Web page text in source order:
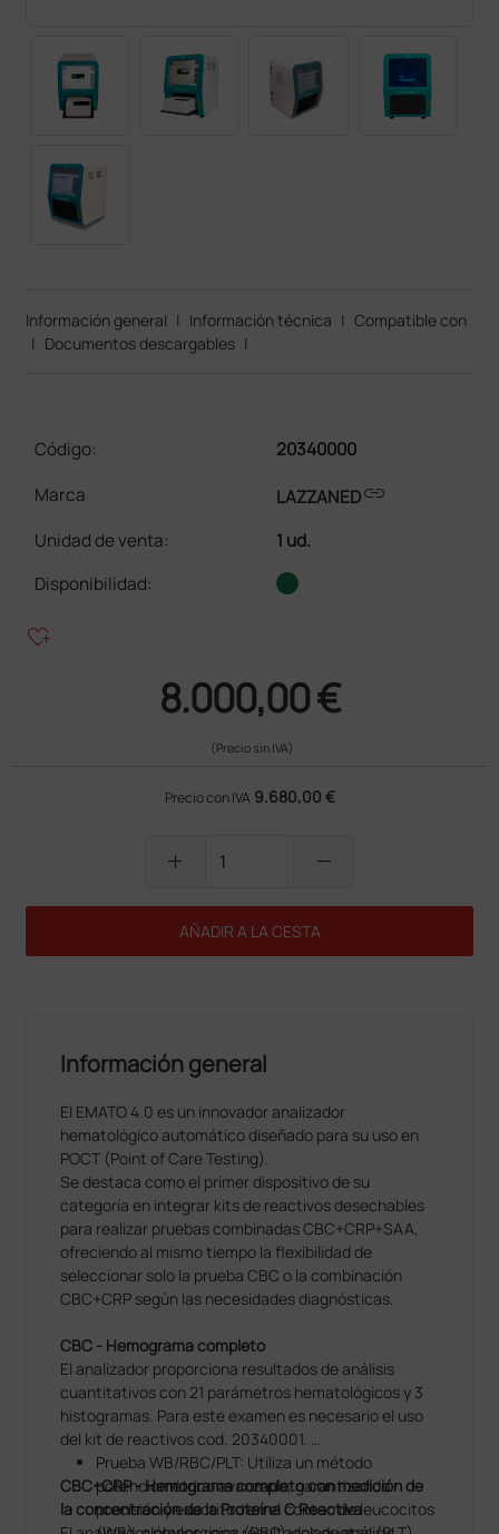
Información general | Información técnica | Compatible con
| Documentos descargables |
Código:
20340000
Marca
LAZZANEDlink
Unidad de venta:
1 ud.
Disponibilidad:
heart_plus
8.000,00 €
(Precio sin IVA)
Precio con IVA 9.680,00 €
add remove
AÑADIR A LA CESTA
Información general
El EMATO 4.0 es un innovador analizador
hematológico automático diseñado para su uso en
POCT (Point of Care Testing).
Se destaca como el primer dispositivo de su
categoría en integrar kits de reactivos desechables
para realizar pruebas combinadas CBC+CRP+SAA,
ofreciendo al mismo tiempo la flexibilidad de
seleccionar solo la prueba CBC o la combinación
CBC+CRP según las necesidades diagnósticas.
CBC - Hemograma completo
El analizador proporciona resultados de análisis
cuantitativos con 21 parámetros hematológicos y 3
histogramas. Para este examen es necesario el uso
del kit de reactivos cod. 20340001.
CBC+CRP - Hemograma completo con medición de
la concentración de la Proteína C Reactiva
Prueba WB/RBC/PLT: Utiliza un método
potenciométrico avanzado, garantizando
precisión y exactitud en el conteo de leucocitos